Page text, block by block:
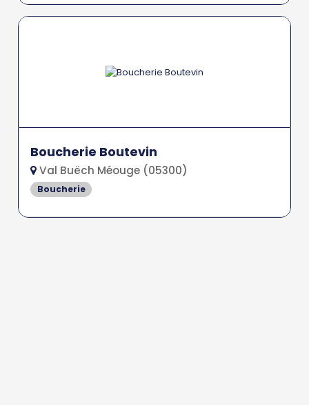
Boucherie Boutevin
Val Buëch Méouge (05300)
Boucherie